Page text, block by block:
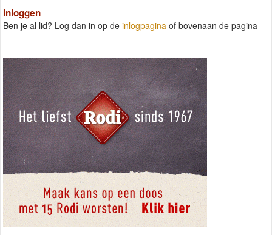
Inloggen
Ben je al lid? Log dan in op de inlogpagina of bovenaan de pagina